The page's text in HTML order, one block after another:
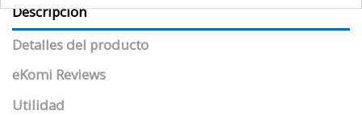
Descripción
Detalles del producto
eKomi Reviews
Utilidad